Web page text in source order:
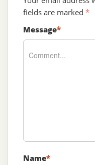
fields are marked *
Message*
Name*